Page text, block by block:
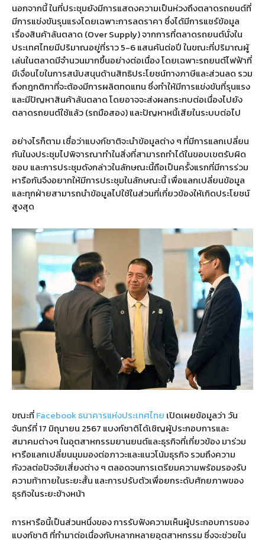
นอกจากนี้ ในที่ประชุมยังมีการแสดงความเป็นห่วงถึงตลาดรถยนต์ที่
มีการแข่งขันรุนแรงโดยเฉพาะการลดราคา ซึ่งได้มีการแชร์ข้อมูล
เรื่องสินค้าล้นตลาด (Over Supply) จากการที่ตลาดรถยนต์นั่งใน
ประเทศไทยมีปริมาณอยู่ที่ราว 5-6 แสนคันต่อปี ในขณะที่ปริมาณผู้
เล่นในตลาดมีจำนวนมากขึ้นอย่างต่อเนื่อง โดยเฉพาะรถยนต์ไฟฟ้าที่
มีเงื่อนไขในการสนับสนุนด้านสิทธิประโยชน์ทางภาษีและส่วนลด รวม
ถึงกฎกติกาที่จะต้องมีการผลิตทดแทน ซึ่งทำให้มีการแข่งขันที่รุนแรง
และมีปัญหาสินค้าล้นตลาด โดยอาจจะส่งผลกระทบต่อเนื่องไปยัง
ตลาดรถยนต์ใช้แล้ว (รถมือสอง) และปัญหาหนี้เสียในระบบต่อไป
อย่างไรก็ตาม เชื่อว่าแบงก์ชาติจะนำข้อมูลต่าง ๆ ที่มีการแลกเปลี่ยน
กันในงประชุมไปพิจารณาทำในสิ่งที่สามารถทำได้ในขอบเขตรับผิด
ชอบ และการประชุมดังกล่าวในลักษณะนี้ถือเป็นครั้งแรกที่มีการร่วม
หารือกันจึงอยากให้มีการประชุมในลักษณะนี้ เพื่อแลกเปลี่ยนข้อมูล
และทุกฝ่ายสามารถนำข้อมูลไปใช้ในส่วนที่เกี่ยวข้องให้เกิดประโยชน์
สูงสุด
ขณะที่Facebook ธนาคารแห่งประเทศไทย เปิดเผยข้อมูลว่า วัน
จันทร์ที่ 17 มิถุนายน 2567 แบงก์ชาติได้เชิญผู้ประกอบการและ
สมาคมต่างๆ ในอุตสาหกรรมยานยนต์และธุรกิจที่เกี่ยวข้อง มาร่วม
หารือแลกเปลี่ยนมุมมองต่อภาวะและแนวโน้มธุรกิจ รวมถึงความ
กังวลต่อปัจจัยเสี่ยงต่าง ๆ ตลอดจนการเตรียมความพร้อมรองรับ
ความท้าทายในระยะสั้น และการปรับตัวเพื่อยกระดับศักยภาพของ
ธุรกิจในระยะข้างหน้า
การหารือนี้เป็นส่วนหนึ่งของ การรับฟังความเห็นผู้ประกอบการของ
แบงก์ชาติ ที่ทำมาต่อเนื่องกับหลากหลายอุตสาหกรรม ซึ่งจะช่วยใน